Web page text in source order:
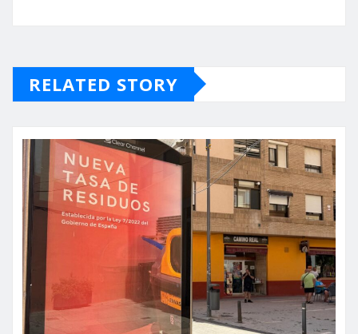
RELATED STORY